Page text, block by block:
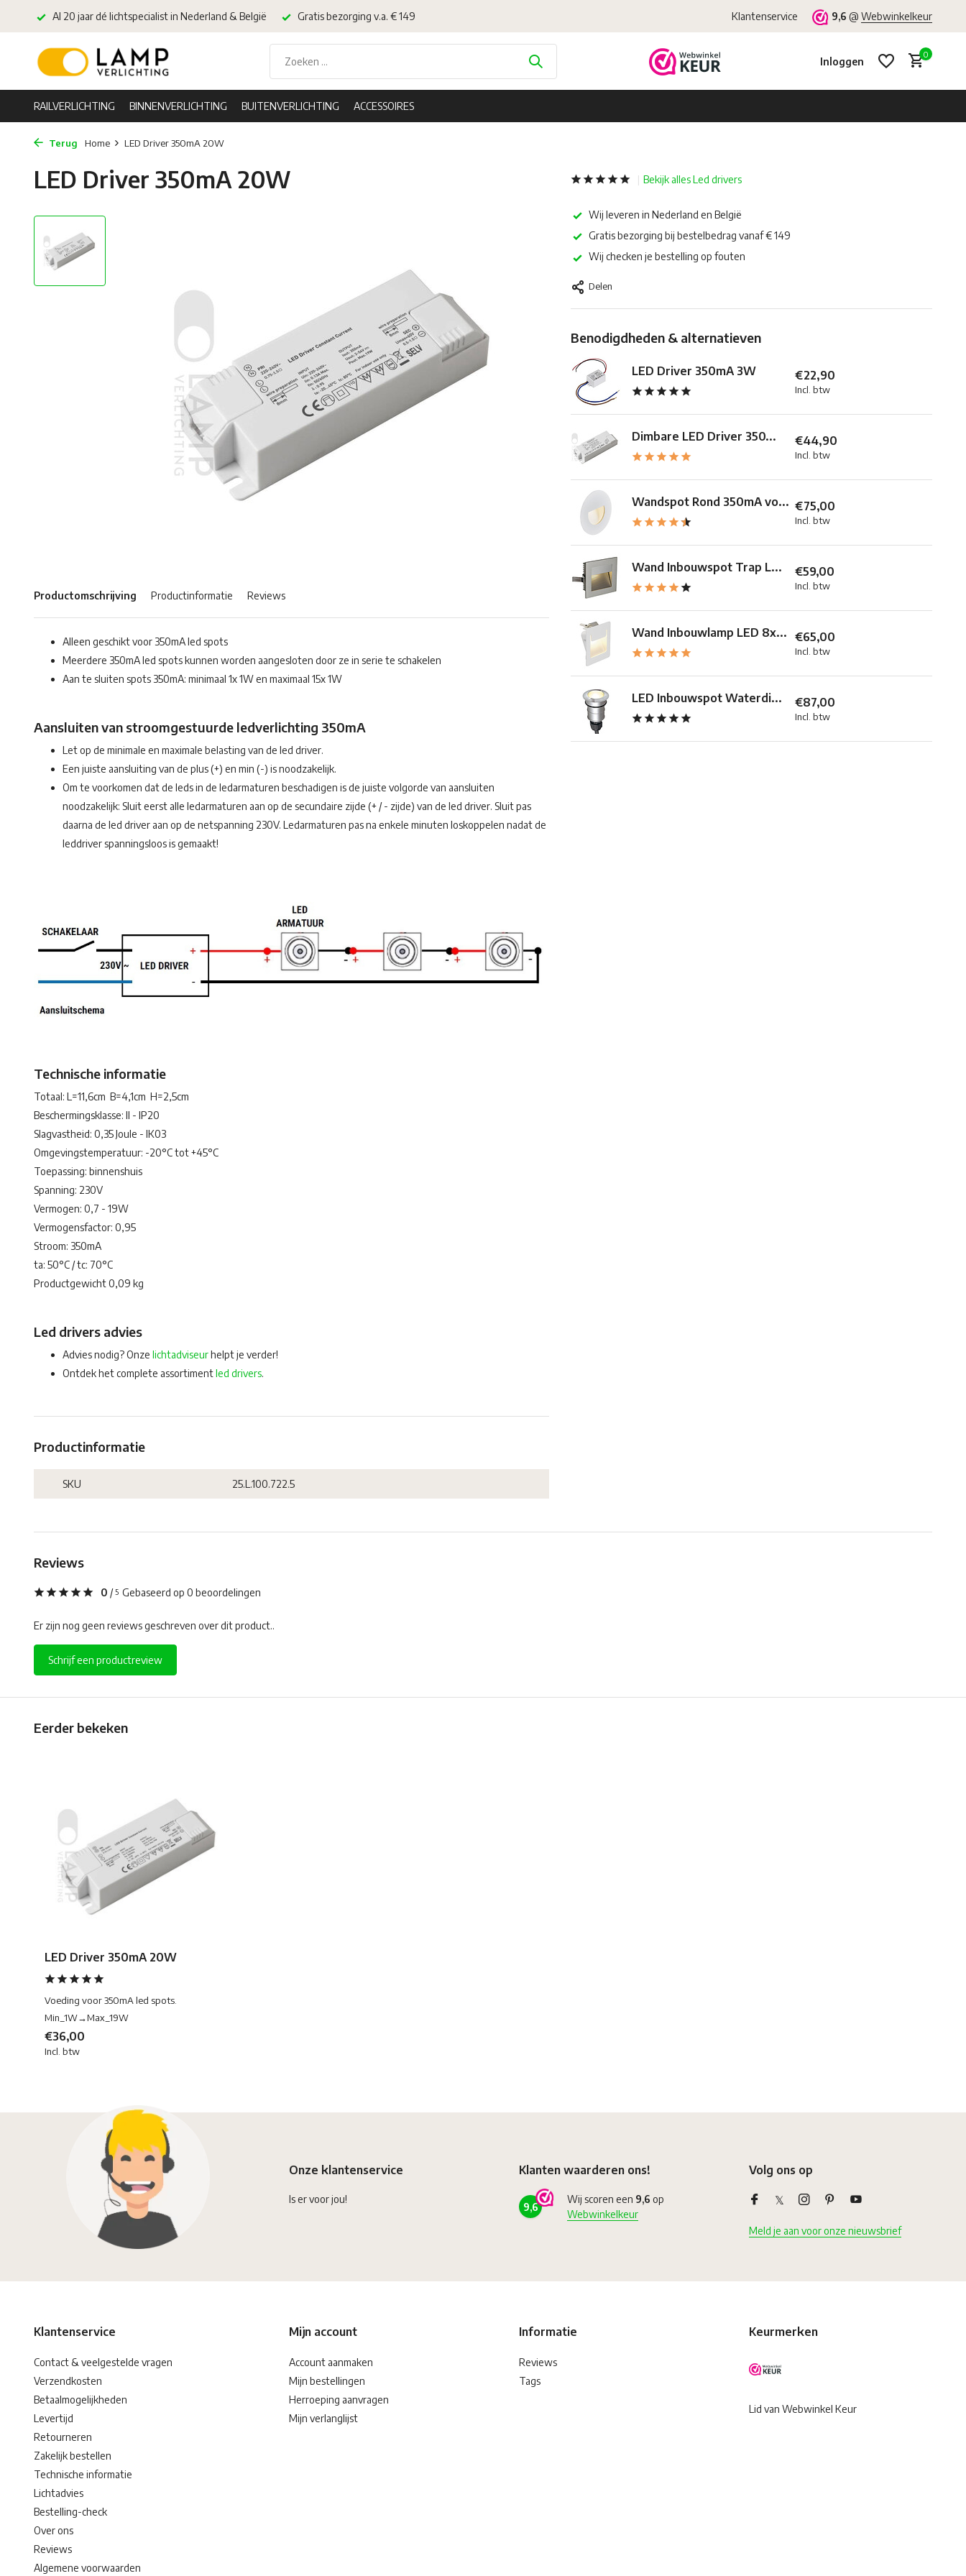
Al 20 jaar dé lichtspecialist in Nederland & België Gratis bezorging v.a. € 149 Klantenservice 9,6 @ Webwinkelkeur
Inloggen
0
RAILVERLICHTING BINNENVERLICHTING BUITENVERLICHTING ACCESSOIRES
Terug Home LED Driver 350mA 20W
LED Driver 350mA 20W
Productomschrijving Productinformatie Reviews
Alleen geschikt voor 350mA led spots
Meerdere 350mA led spots kunnen worden aangesloten door ze in serie te schakelen
Aan te sluiten spots 350mA: minimaal 1x 1W en maximaal 15x 1W
Aansluiten van stroomgestuurde ledverlichting 350mA
Let op de minimale en maximale belasting van de led driver.
Een juiste aansluiting van de plus (+) en min (-) is noodzakelijk.
Om te voorkomen dat de leds in de ledarmaturen beschadigen is de juiste volgorde van aansluiten
noodzakelijk: Sluit eerst alle ledarmaturen aan op de secundaire zijde (+ / - zijde) van de led driver. Sluit pas
daarna de led driver aan op de netspanning 230V. Ledarmaturen pas na enkele minuten loskoppelen nadat de
leddriver spanningsloos is gemaakt!
Technische informatie
Totaal: L=11,6cm B=4,1cm H=2,5cm
Beschermingsklasse: II - IP20
Slagvastheid: 0,35 Joule - IK03
Omgevingstemperatuur: -20°C tot +45°C
Toepassing: binnenshuis
Spanning: 230V
Vermogen: 0,7 - 19W
Vermogensfactor: 0,95
Stroom: 350mA
ta: 50°C / tc: 70°C
Productgewicht 0,09 kg
Led drivers advies
Advies nodig? Onze lichtadviseurhelpt je verder!
Ontdek het complete assortimentled drivers.
Productinformatie
SKU 25.L.100.722.5
Bekijk alles Led drivers
Wij leveren in Nederland en België
Gratis bezorging bij bestelbedrag vanaf € 149
Wij checken je bestelling op fouten
Delen
Benodigdheden & alternatieven
LED Driver 350mA 3W €22,90
Incl. btw
Dimbare LED Driver 350... €44,90
Incl. btw
Wandspot Rond 350mA vo... €75,00
Incl. btw
Wand Inbouwspot Trap L... €59,00
Incl. btw
Wand Inbouwlamp LED 8x... €65,00
Incl. btw
LED Inbouwspot Waterdi... €87,00
Incl. btw
Reviews
0 / 5 Gebaseerd op 0 beoordelingen
Er zijn nog geen reviews geschreven over dit product..
Schrijf een productreview
Eerder bekeken
LED Driver 350mA 20W
Voeding voor 350mA led spots.
Min_1W→Max_19W
€36,00
Incl. btw
Onze klantenservice
Is er voor jou!
Klanten waarderen ons!
9,6
Wij scoren een 9,6 op
Webwinkelkeur
Volg ons op
Meld je aan voor onze nieuwsbrief
Klantenservice
Contact & veelgestelde vragen
Verzendkosten
Betaalmogelijkheden
Levertijd
Retourneren
Zakelijk bestellen
Technische informatie
Lichtadvies
Bestelling-check
Over ons
Reviews
Algemene voorwaarden
Mijn account
Account aanmaken
Mijn bestellingen
Herroeping aanvragen
Mijn verlanglijst
Informatie
Reviews
Tags
Keurmerken
Lid van Webwinkel Keur